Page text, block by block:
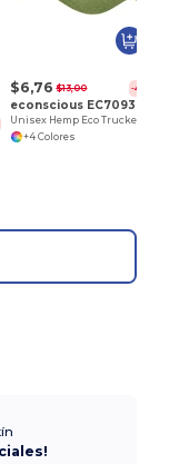
$6,76 $13,00 -48%
econscious EC7093
+4 Colores